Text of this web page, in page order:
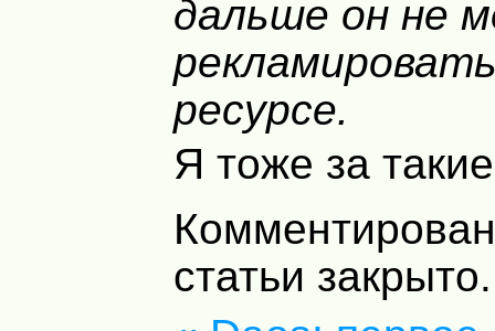
дальше он не
ресурсе.
Я тоже за
статьи закрыто.